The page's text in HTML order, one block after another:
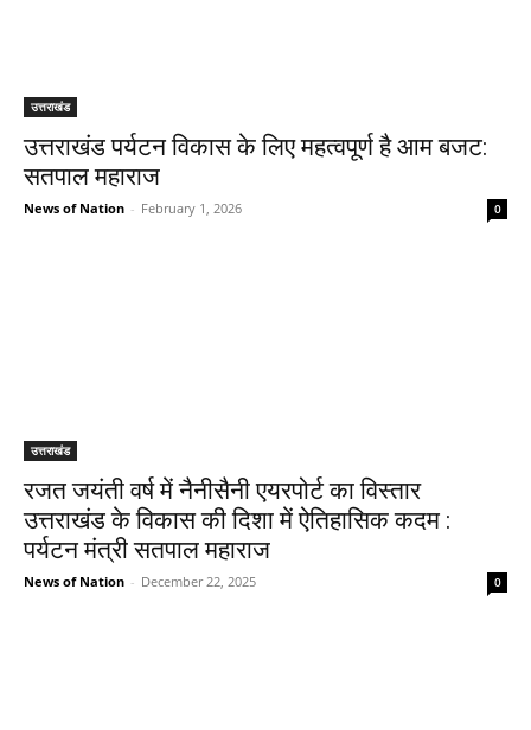
उत्तराखंड
उत्तराखंड पर्यटन विकास के लिए महत्वपूर्ण है आम बजट:
सतपाल महाराज
News of Nation - February 1, 2026 0
उत्तराखंड
रजत जयंती वर्ष में नैनीसैनी एयरपोर्ट का विस्तार
उत्तराखंड के विकास की दिशा में ऐतिहासिक कदम :
पर्यटन मंत्री सतपाल महाराज
News of Nation - December 22, 2025 0